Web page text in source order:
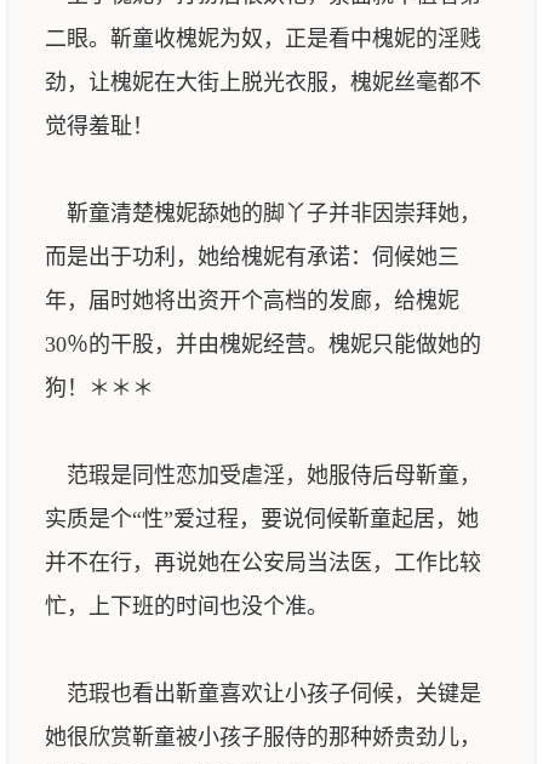
二眼。靳童收槐妮为奴，正是看中槐妮的淫贱
劲，让槐妮在大街上脱光衣服，槐妮丝毫都不
觉得羞耻！
靳童清楚槐妮舔她的脚丫子并非因崇拜她，
而是出于功利，她给槐妮有承诺：伺候她三
年，届时她将出资开个高档的发廊，给槐妮
30％的干股，并由槐妮经营。槐妮只能做她的
狗！＊＊＊
范瑕是同性恋加受虐淫，她服侍后母靳童，
实质是个“性”爱过程，要说伺候靳童起居，她
并不在行，再说她在公安局当法医，工作比较
忙，上下班的时间也没个准。
范瑕也看出靳童喜欢让小孩子伺候，关键是
她很欣赏靳童被小孩子服侍的那种娇贵劲儿，